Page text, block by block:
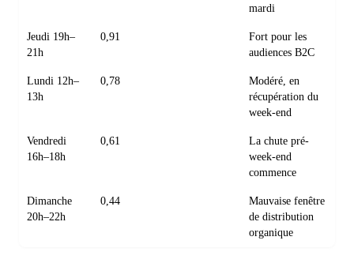
mardi
Jeudi 19h–
21h
0,91
Fort pour les
audiences B2C
Lundi 12h–
13h
0,78
Modéré, en
récupération du
week-end
Vendredi
16h–18h
0,61
La chute pré-
week-end
commence
Dimanche
20h–22h
0,44
Mauvaise fenêtre
de distribution
organique